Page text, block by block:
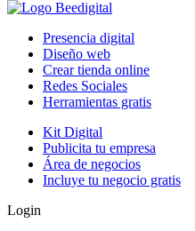
Presencia digital
Diseño web
Crear tienda online
Redes Sociales
Herramientas gratis
Kit Digital
Publicita tu empresa
Área de negocios
Incluye tu negocio gratis
Login